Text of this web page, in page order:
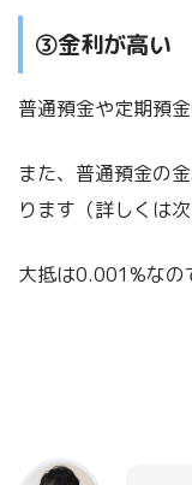
③金利が高い
普通預金や定期預
また、普通預金の
ります（詳しくは次
大抵は0.001%なの